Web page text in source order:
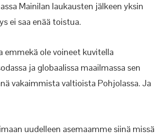
Mainilan laukausten jälkeen yksin
ei saa enää toistua.
ole voineet kuvitella
ja globaalissa maailmassa sen
vakaimmista valtioista Pohjolassa. Ja
uudelleen asemaamme siinä missä